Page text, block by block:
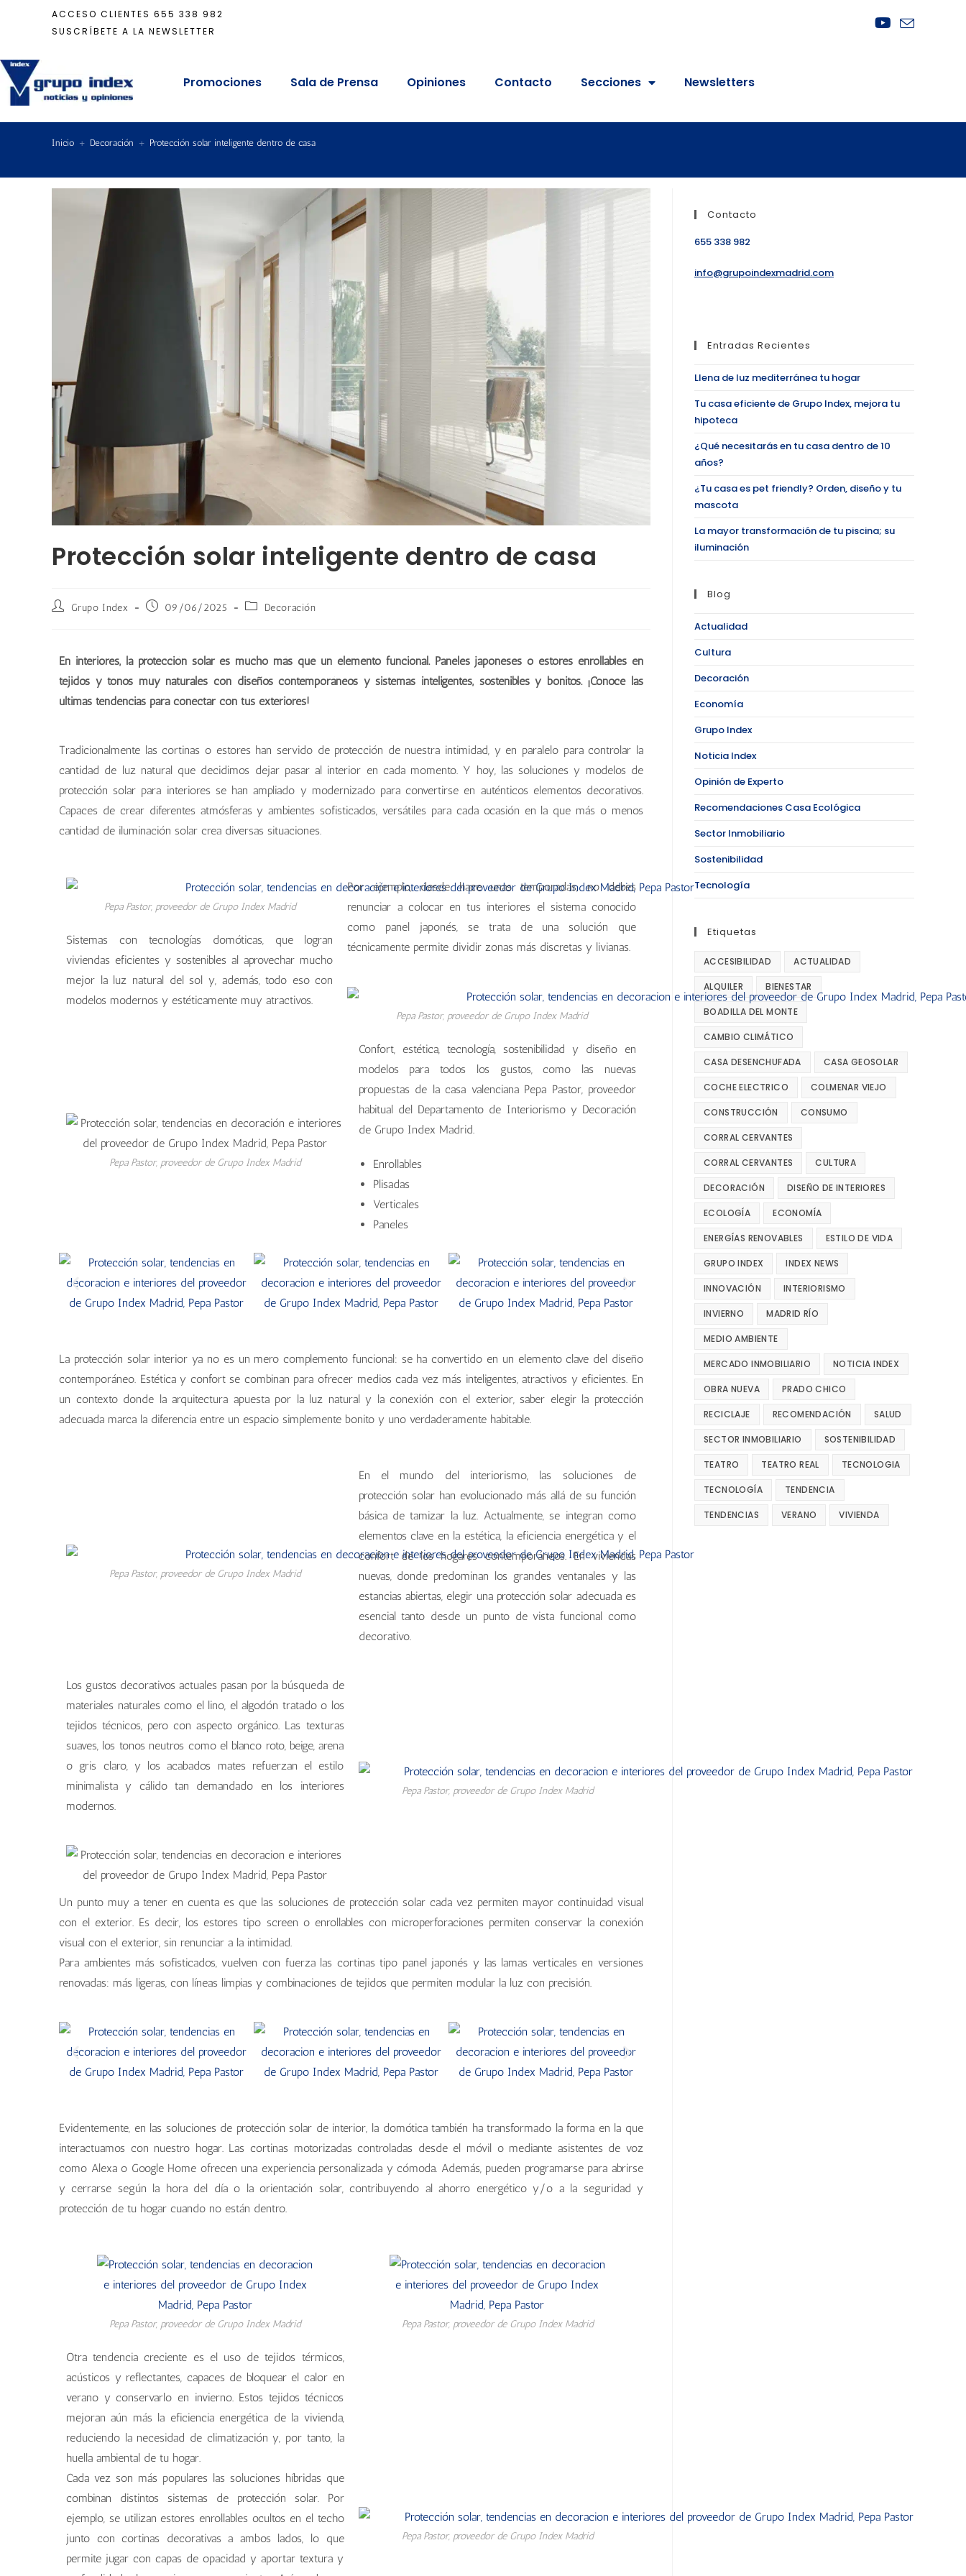
ACCESO CLIENTES 655 338 982
SUSCRÍBETE A LA NEWSLETTER
Promociones Sala de Prensa Opiniones Contacto Secciones Newsletters
Inicio + Decoración + Protección solar inteligente dentro de casa
Protección solar inteligente dentro de casa
Grupo Index 09/06/2025 Decoración
En interiores, la protección solar es mucho más que un elemento funcional. Paneles japoneses o estores enrollables en
tejidos y tonos muy naturales con diseños contemporáneos y sistemas inteligentes, sostenibles y bonitos. ¡Conoce las
últimas tendencias para conectar con tus exteriores!
Tradicionalmente las cortinas o estores han servido de protección de nuestra intimidad, y en paralelo para controlar la
cantidad de luz natural que decidimos dejar pasar al interior en cada momento. Y hoy, las soluciones y modelos de
protección solar para interiores se han ampliado y modernizado para convertirse en auténticos elementos decorativos.
Capaces de crear diferentes atmósferas y ambientes sofisticados, versátiles para cada ocasión en la que más o menos
cantidad de iluminación solar crea diversas situaciones.
Pepa Pastor, proveedor de Grupo Index Madrid
Sistemas con tecnologías domóticas, que logran
viviendas eficientes y sostenibles al aprovechar mucho
mejor la luz natural del sol y, además, todo eso con
modelos modernos y estéticamente muy atractivos.
Por ejemplo, desde hace unas temporadas, no debes
renunciar a colocar en tus interiores el sistema conocido
como panel japonés, se trata de una solución que
técnicamente permite dividir zonas más discretas y livianas.
Pepa Pastor, proveedor de Grupo Index Madrid
Pepa Pastor, proveedor de Grupo Index Madrid
Confort, estética, tecnología, sostenibilidad y diseño en
modelos para todos los gustos, como las nuevas
propuestas de la casa valenciana Pepa Pastor, proveedor
habitual del Departamento de Interiorismo y Decoración
de Grupo Index Madrid.
Enrollables
Plisadas
Verticales
Paneles
La protección solar interior ya no es un mero complemento funcional: se ha convertido en un elemento clave del diseño
contemporáneo. Estética y confort se combinan para ofrecer medios cada vez más inteligentes, atractivos y eficientes. En
un contexto donde la arquitectura apuesta por la luz natural y la conexión con el exterior, saber elegir la protección
adecuada marca la diferencia entre un espacio simplemente bonito y uno verdaderamente habitable.
Pepa Pastor, proveedor de Grupo Index Madrid
En el mundo del interiorismo, las soluciones de
protección solar han evolucionado más allá de su función
básica de tamizar la luz. Actualmente, se integran como
elementos clave en la estética, la eficiencia energética y el
confort de los hogares contemporáneos. En viviendas
nuevas, donde predominan los grandes ventanales y las
estancias abiertas, elegir una protección solar adecuada es
esencial tanto desde un punto de vista funcional como
decorativo.
Los gustos decorativos actuales pasan por la búsqueda de
materiales naturales como el lino, el algodón tratado o los
tejidos técnicos, pero con aspecto orgánico. Las texturas
suaves, los tonos neutros como el blanco roto, beige, arena
o gris claro, y los acabados mates refuerzan el estilo
minimalista y cálido tan demandado en los interiores
modernos.
Pepa Pastor, proveedor de Grupo Index Madrid
Un punto muy a tener en cuenta es que las soluciones de protección solar cada vez permiten mayor continuidad visual
con el exterior. Es decir, los estores tipo screen o enrollables con microperforaciones permiten conservar la conexión
visual con el exterior, sin renunciar a la intimidad.
Para ambientes más sofisticados, vuelven con fuerza las cortinas tipo panel japonés y las lamas verticales en versiones
renovadas: más ligeras, con líneas limpias y combinaciones de tejidos que permiten modular la luz con precisión.
Evidentemente, en las soluciones de protección solar de interior, la domótica también ha transformado la forma en la que
interactuamos con nuestro hogar. Las cortinas motorizadas controladas desde el móvil o mediante asistentes de voz
como Alexa o Google Home ofrecen una experiencia personalizada y cómoda. Además, pueden programarse para abrirse
y cerrarse según la hora del día o la orientación solar, contribuyendo al ahorro energético y/o a la seguridad y
protección de tu hogar cuando no están dentro.
Pepa Pastor, proveedor de Grupo Index Madrid Pepa Pastor, proveedor de Grupo Index Madrid
Otra tendencia creciente es el uso de tejidos térmicos,
acústicos y reflectantes, capaces de bloquear el calor en
verano y conservarlo en invierno. Estos tejidos técnicos
mejoran aún más la eficiencia energética de la vivienda,
reduciendo la necesidad de climatización y, por tanto, la
huella ambiental de tu hogar.
Cada vez son más populares las soluciones híbridas que
combinan distintos sistemas de protección solar. Por
ejemplo, se utilizan estores enrollables ocultos en el techo
junto con cortinas decorativas a ambos lados, lo que
permite jugar con capas de opacidad y aportar textura y
Pepa Pastor, proveedor de Grupo Index Madrid
Contacto
655 338 982
info@grupoindexmadrid.com
Entradas Recientes
Llena de luz mediterránea tu hogar
Tu casa eficiente de Grupo Index, mejora tu
hipoteca
¿Qué necesitarás en tu casa dentro de 10
años?
¿Tu casa es pet friendly? Orden, diseño y tu
mascota
La mayor transformación de tu piscina; su
iluminación
Blog
Actualidad
Cultura
Decoración
Economía
Grupo Index
Noticia Index
Opinión de Experto
Recomendaciones Casa Ecológica
Sector Inmobiliario
Sostenibilidad
Tecnología
Etiquetas
ACCESIBILIDAD ACTUALIDAD
ALQUILER BIENESTAR
BOADILLA DEL MONTE
CAMBIO CLIMÁTICO
CASA DESENCHUFADA CASA GEOSOLAR
COCHE ELECTRICO COLMENAR VIEJO
CONSTRUCCIÓN CONSUMO
CORRAL CERVANTES
CORRAL CERVANTES CULTURA
DECORACIÓN DISEÑO DE INTERIORES
ECOLOGÍA ECONOMÍA
ENERGÍAS RENOVABLES ESTILO DE VIDA
GRUPO INDEX INDEX NEWS
INNOVACIÓN INTERIORISMO
INVIERNO MADRID RÍO
MEDIO AMBIENTE
MERCADO INMOBILIARIO NOTICIA INDEX
OBRA NUEVA PRADO CHICO
RECICLAJE RECOMENDACIÓN SALUD
SECTOR INMOBILIARIO SOSTENIBILIDAD
TEATRO TEATRO REAL TECNOLOGIA
TECNOLOGÍA TENDENCIA
TENDENCIAS VERANO VIVIENDA